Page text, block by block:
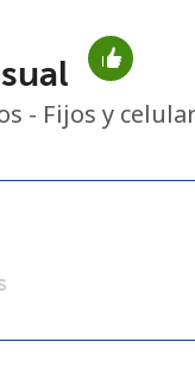
No se ha creado
- Fijos y